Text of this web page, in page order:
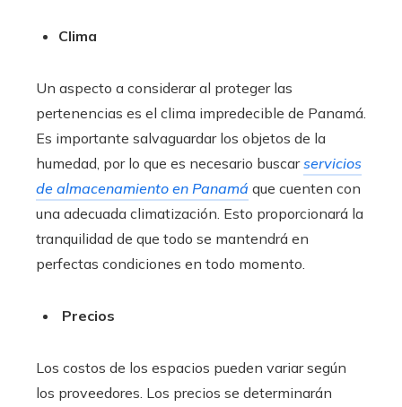
Clima
Un aspecto a considerar al proteger las
pertenencias es el clima impredecible de Panamá.
Es importante salvaguardar los objetos de la
humedad, por lo que es necesario buscarservicios
de almacenamiento en Panamá que cuenten con
una adecuada climatización. Esto proporcionará la
tranquilidad de que todo se mantendrá en
perfectas condiciones en todo momento.
Precios
Los costos de los espacios pueden variar según
los proveedores. Los precios se determinarán